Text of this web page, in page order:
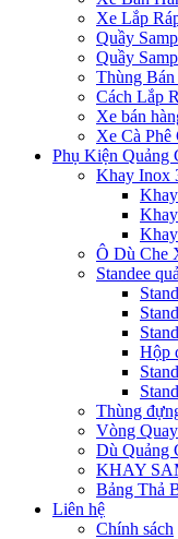
Xe Lắp
Quầy
Quầy
Thùng
Cách Lắp
Xe bán
Xe Cà Phê
Phụ Kiện Quảng
Khay Inox
Ô Dù Che
Standee
Hộp
Thùng
Vòng
Dù Quảng
KHAY
Bảng Thả
Liên hệ
Chính sách